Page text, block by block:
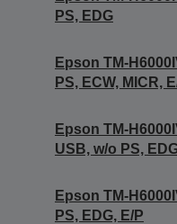
PS, EDG
Epson TM-
PS, ECW, MICR,
Epson TM-
USB, w/o PS,
Epson TM-
PS, EDG, E/P